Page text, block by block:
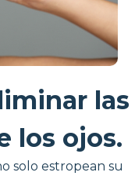
las
los ojos.
solo estropean su